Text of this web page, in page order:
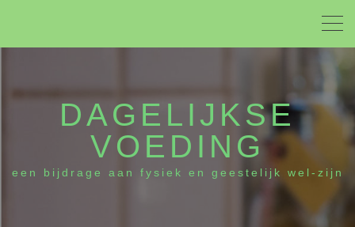
DAGELIJKSE
VOEDING
een bijdrage aan fysiek en geestelijk wel-zijn